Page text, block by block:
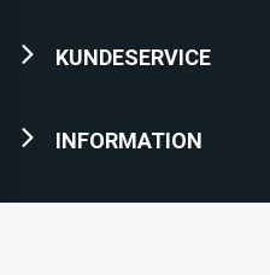
KUNDESERVICE
INFORMATION